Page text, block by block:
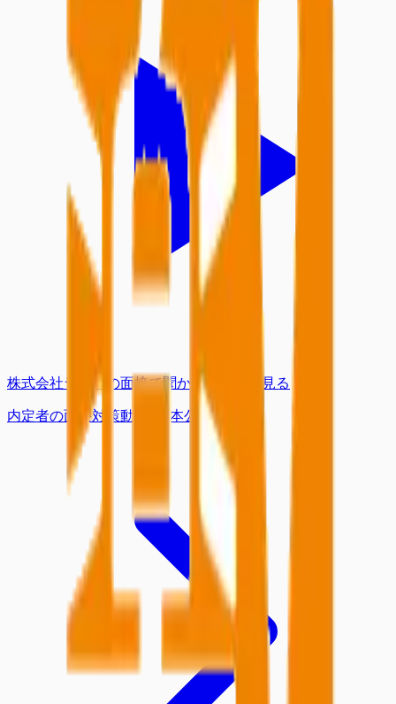
株式会社ラクス の面接で聞かれることを見る
内定者の面接対策動画を 本公開中